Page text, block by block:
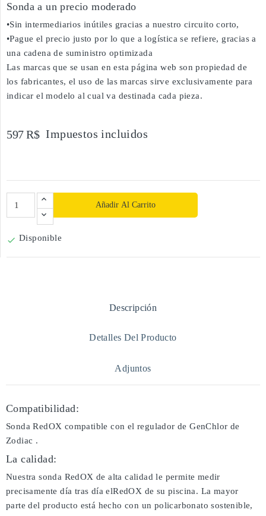
Sonda a un precio moderado
•Sin intermediarios inútiles gracias a nuestro circuito corto,
•Pague el precio justo por lo que a logística se refiere, gracias a
una cadena de suministro optimizada
Las marcas que se usan en esta página web son propiedad de
los fabricantes, el uso de las marcas sirve exclusivamente para
indicar el modelo al cual va destinada cada pieza.
597 R$ Impuestos incluidos
Añadir Al Carrito
 Disponible
Descripción
Detalles Del Producto
Adjuntos
Compatibilidad:
Sonda RedOX compatible con el regulador de GenChlor de
Zodiac .
La calidad:
Nuestra sonda RedOX de alta calidad le permite medir
precisamente día tras día elRedOX de su piscina. La mayor
parte del producto está hecho con un policarbonato sostenible,